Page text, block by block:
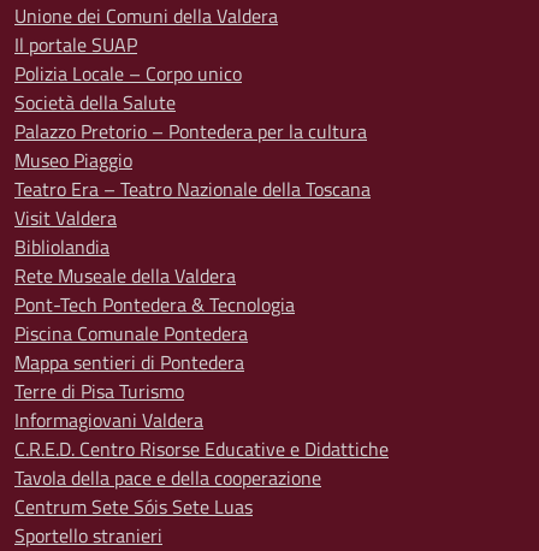
Unione dei Comuni della Valdera
Il portale SUAP
Polizia Locale – Corpo unico
Società della Salute
Palazzo Pretorio – Pontedera per la cultura
Museo Piaggio
Teatro Era – Teatro Nazionale della Toscana
Visit Valdera
Bibliolandia
Rete Museale della Valdera
Pont-Tech Pontedera & Tecnologia
Piscina Comunale Pontedera
Mappa sentieri di Pontedera
Terre di Pisa Turismo
Informagiovani Valdera
C.R.E.D. Centro Risorse Educative e Didattiche
Tavola della pace e della cooperazione
Centrum Sete Sóis Sete Luas
Sportello stranieri